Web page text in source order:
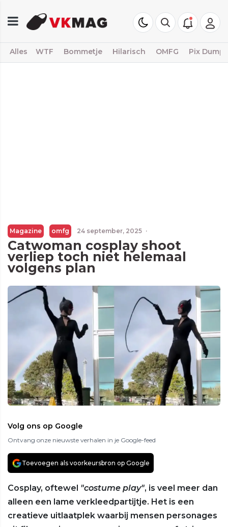
Alles WTF Bommetje Hilarisch OMFG Pix Dump
Magazine omfg 24 september, 2025 ·
Catwoman cosplay shoot
verliep toch niet helemaal
volgens plan
Volg ons op Google
Ontvang onze nieuwste verhalen in je Google-feed
Toevoegen als voorkeursbron op Google
Cosplay, oftewel "costume play", is veel meer dan
alleen een lame verkleedpartijtje. Het is een
creatieve uitlaatplek waarbij mensen personages